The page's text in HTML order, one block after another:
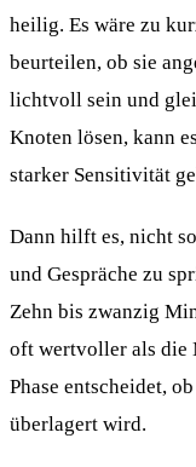
heilig. Es wäre zu
beurteilen, ob sie
lichtvoll sein und
Knoten lösen, kann
starker Sensitivität
Dann hilft es, nicht
und Gespräche zu
Zehn bis zwanzig
oft wertvoller als die
Phase entscheidet,
überlagert wird.